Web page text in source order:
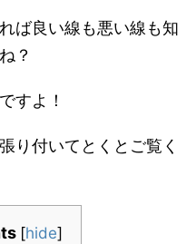
ば良い線も悪い線も知
？
すよ！
り付いてとくとご覧く
[hide]